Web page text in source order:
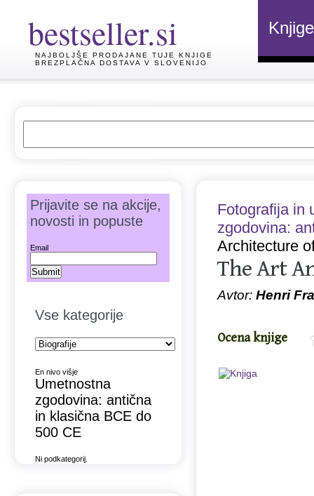
bestseller.si
NAJBOLJŠE PRODAJANE TUJE KNJIGE
BREZPLAČNA DOSTAVA V SLOVENIJO
Knjige
Fotografija in
zgodovina:
Architecture
The Art
Avtor: Henri
Ocena knjige
Prijavite se na akcije,
novosti in popuste
Email
Vse kategorije
En nivo višje
Umetnostna
zgodovina: antična
in klasična BCE do
500 CE
Ni podkategorij.